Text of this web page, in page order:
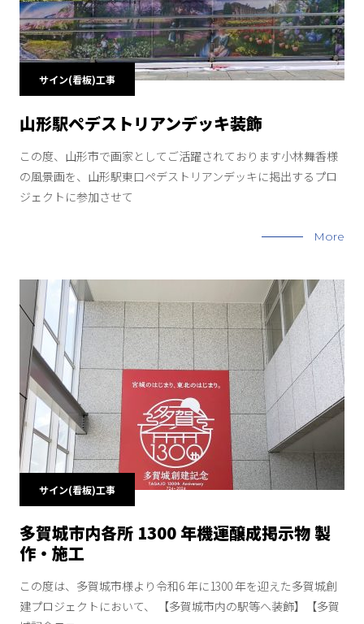
サイン(看板)工事
山形駅ペデストリアンデッキ装飾
この度、山形市で画家としてご活躍されております小林舞香様
の風景画を、山形駅東口ペデストリアンデッキに掲出するプロ
ジェクトに参加させて
More
サイン(看板)工事
多賀城市内各所 1300 年機運醸成掲示物 製
作・施工
この度は、多賀城市様より令和6 年に1300 年を迎えた多賀城創
建プロジェクトにおいて、 【多賀城市内の駅等へ装飾】【多賀